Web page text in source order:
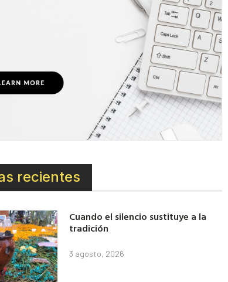
recientes
Cuando el silencio sustituye a la
tradición
3 agosto, 2026